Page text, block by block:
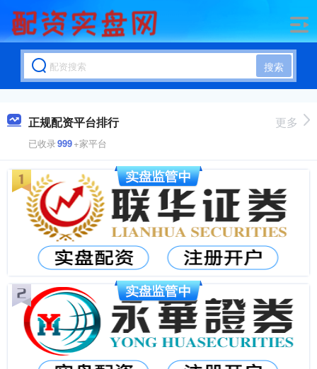
搜索
正规配资平台排行
已收录999+家平台
更多